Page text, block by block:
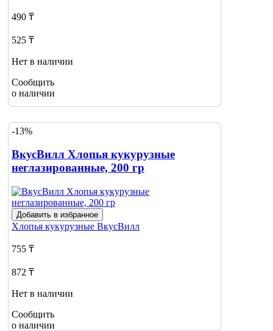
490 ₸
525 ₸
Нет в наличии
Сообщить
о наличии
-13%
ВкусВилл Хлопья кукурузные
неглазированные, 200 гр
Добавить в избранное
Хлопья кукурузные ВкусВилл
755 ₸
872 ₸
Нет в наличии
Сообщить
о наличии